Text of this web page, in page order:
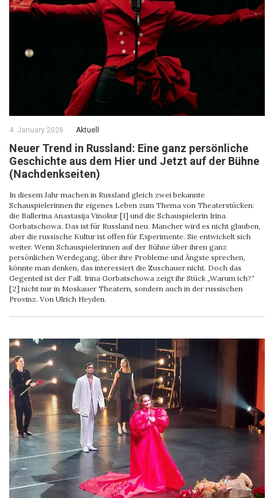
4. January 2026 Aktuell
Neuer Trend in Russland: Eine ganz persönliche
Geschichte aus dem Hier und Jetzt auf der Bühne
(Nachdenkseiten)
In diesem Jahr machen in Russland gleich zwei bekannte
Schauspielerinnen ihr eigenes Leben zum Thema von Theaterstücken:
die Ballerina Anastasija Vinokur [1] und die Schauspielerin Irina
Gorbatschowa. Das ist für Russland neu. Mancher wird es nicht glauben,
aber die russische Kultur ist offen für Experimente. Sie entwickelt sich
weiter. Wenn Schauspielerinnen auf der Bühne über ihren ganz
persönlichen Werdegang, über ihre Probleme und Ängste sprechen,
könnte man denken, das interessiert die Zuschauer nicht. Doch das
Gegenteil ist der Fall. Irina Gorbatschowa zeigt ihr Stück „Warum ich?“
[2] nicht nur in Moskauer Theatern, sondern auch in der russischen
Provinz. Von Ulrich Heyden.